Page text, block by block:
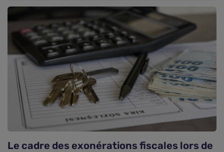
Le cadre des exonérations fiscales lors de